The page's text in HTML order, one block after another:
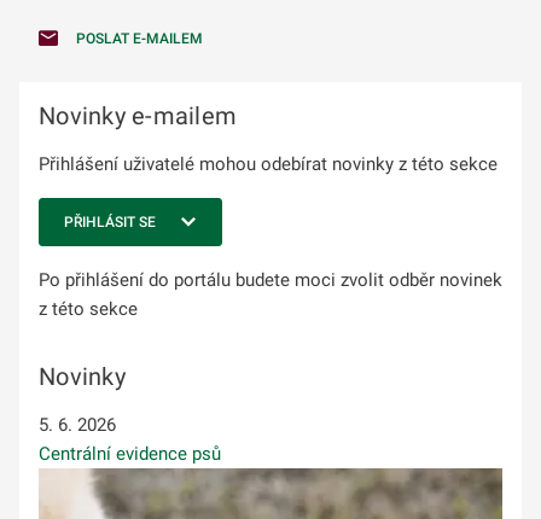
POSLAT E-MAILEM
Novinky e-mailem
Přihlášení uživatelé mohou odebírat novinky z této sekce
PŘIHLÁSIT SE
Po přihlášení do portálu budete moci zvolit odběr novinek
z této sekce
Novinky
5. 6. 2026
Centrální evidence psů